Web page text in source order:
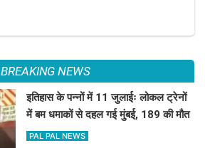
BREAKING NEWS
इतिहास के पन्नों में 11 जुलाईः लोकल ट्रेनों
में बम धमाकों से दहल गई मुंबई, 189 की मौत
PAL PAL NEWS